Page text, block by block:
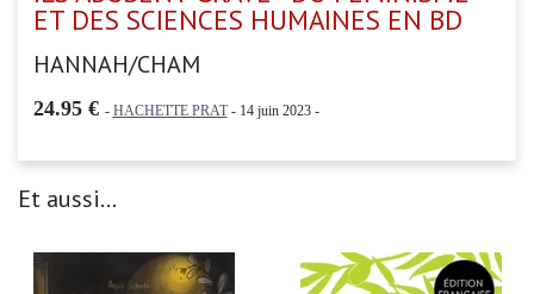
ET DES SCIENCES HUMAINES EN BD
HANNAH/CHAM
24.95 € - HACHETTE PRAT- 14 juin 2023 -
Et aussi...